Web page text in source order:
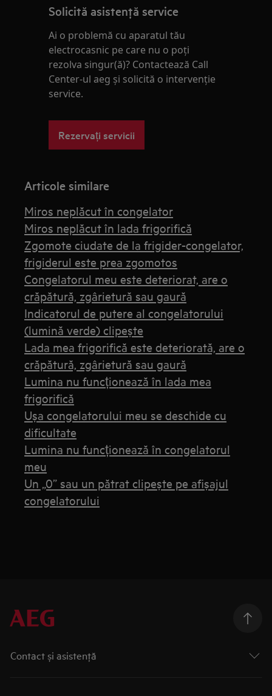
Solicită asistenţă service
Ai o problemă cu aparatul tău
electrocasnic pe care nu o poţi
rezolva singur(ă)? Contactează Call
Center-ul aeg și solicită o intervenţie
service.
Rezervați servicii
Articole similare
Miros neplăcut în congelator
Miros neplăcut în lada frigorifică
Zgomote ciudate de la frigider-congelator,
frigiderul este prea zgomotos
Congelatorul meu este deteriorat, are o
crăpătură, zgârietură sau gaură
Indicatorul de putere al congelatorului
(lumină verde) clipește
Lada mea frigorifică este deteriorată, are o
crăpătură, zgârietură sau gaură
Lumina nu funcționează în lada mea
frigorifică
Ușa congelatorului meu se deschide cu
dificultate
Lumina nu funcționează în congelatorul
meu
Un „0” sau un pătrat clipește pe afișajul
congelatorului
Contact și asistenţă